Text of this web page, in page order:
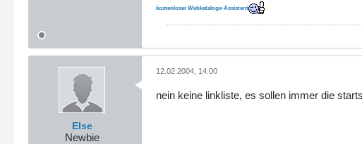
kostenloser Webkataloge-Assistent
Else
Newbie
12.02.2004, 14:00
nein keine linkliste, es sollen immer die